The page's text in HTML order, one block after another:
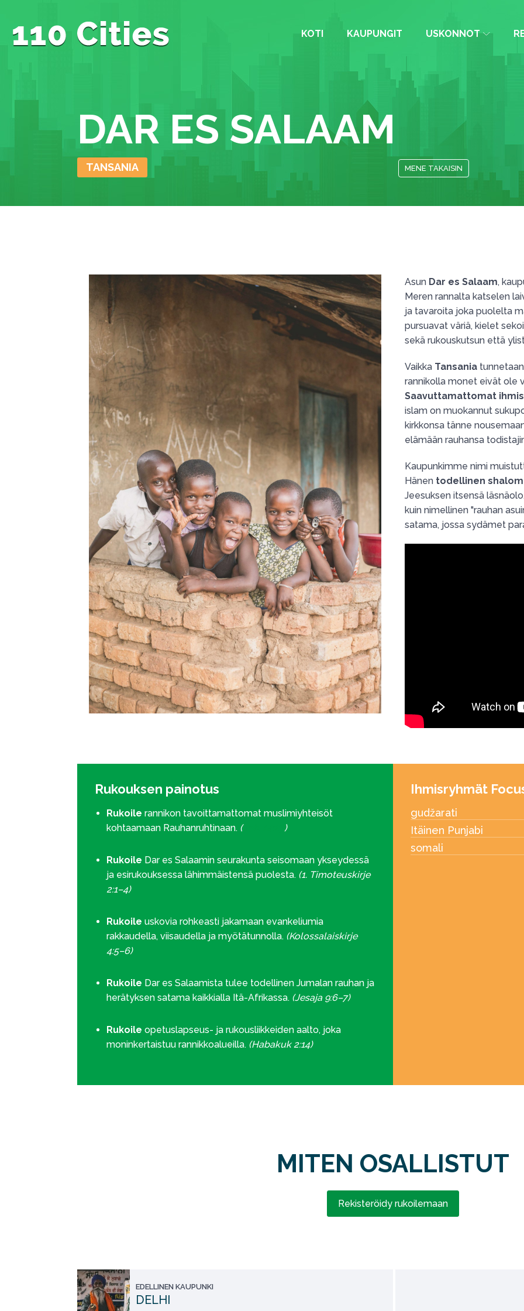
KOTI KAUPUNGIT USKONNOT
DAR ES SALAAM
TANSANIA MENE TAKAISIN
Asun Dar es Salaam,
Meren rannalta katselen
ja tavaroita joka puolelta
pursuavat väriä, kielet
sekä rukouskutsun että
Vaikka Tansania
rannikolla monet eivät ole
Saavuttamattomat
islam on muokannut
kirkkonsa tänne
elämään rauhansa
Kaupunkimme nimi
Hänen todellinen shalom
Jeesuksen itsensä
kuin nimellinen "rauhan
satama, jossa sydämet
Rukouksen painotus
Rukoile rannikon tavoittamattomat muslimiyhteisöt
kohtaamaan Rauhanruhtinaan. (Joh. 14:27 )
Rukoile Dar es Salaamin seurakunta seisomaan ykseydessä
ja esirukouksessa lähimmäistensä puolesta. (1. Timoteuskirje
2:1–4)
Rukoile uskovia rohkeasti jakamaan evankeliumia
rakkaudella, viisaudella ja myötätunnolla. (Kolossalaiskirje
4:5–6)
Rukoile Dar es Salaamista tulee todellinen Jumalan rauhan ja
herätyksen satama kaikkialla Itä-Afrikassa. (Jesaja 9:6–7)
Rukoile opetuslapseus- ja rukousliikkeiden aalto, joka
moninkertaistuu rannikkoalueilla. (Habakuk 2:14)
Ihmisryhmät
gudžarati
Itäinen Punjabi
somali
MITEN OSALLISTUT
Rekisteröidy rukoilemaan
EDELLINEN KAUPUNKI
DELHI